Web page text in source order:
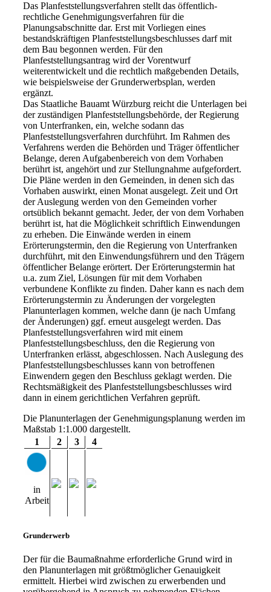
Das Planfeststellungsverfahren stellt das öffentlich-
rechtliche Genehmigungsverfahren für die
Planungsabschnitte dar. Erst mit Vorliegen eines
bestandskräftigen Planfeststellungsbeschlusses darf mit
dem Bau begonnen werden. Für den
Planfeststellungsantrag wird der Vorentwurf
weiterentwickelt und die rechtlich maßgebenden Details,
wie beispielsweise der Grunderwerbsplan, werden
ergänzt.
Das Staatliche Bauamt Würzburg reicht die Unterlagen bei
der zuständigen Planfeststellungsbehörde, der Regierung
von Unterfranken, ein, welche sodann das
Planfeststellungsverfahren durchführt. Im Rahmen des
Verfahrens werden die Behörden und Träger öffentlicher
Belange, deren Aufgabenbereich von dem Vorhaben
berührt ist, angehört und zur Stellungnahme aufgefordert.
Die Pläne werden in den Gemeinden, in denen sich das
Vorhaben auswirkt, einen Monat ausgelegt. Zeit und Ort
der Auslegung werden von den Gemeinden vorher
ortsüblich bekannt gemacht. Jeder, der von dem Vorhaben
berührt ist, hat die Möglichkeit schriftlich Einwendungen
zu erheben. Die Einwände werden in einem
Erörterungstermin, den die Regierung von Unterfranken
durchführt, mit den Einwendungsführern und den Trägern
öffentlicher Belange erörtert. Der Erörterungstermin hat
u.a. zum Ziel, Lösungen für mit dem Vorhaben
verbundene Konflikte zu finden. Daher kann es nach dem
Erörterungstermin zu Änderungen der vorgelegten
Planunterlagen kommen, welche dann (je nach Umfang
der Änderungen) ggf. erneut ausgelegt werden. Das
Planfeststellungsverfahren wird mit einem
Planfeststellungsbeschluss, den die Regierung von
Unterfranken erlässt, abgeschlossen. Nach Auslegung des
Planfeststellungsbeschlusses kann von betroffenen
Einwendern gegen den Beschluss geklagt werden. Die
Rechtsmäßigkeit des Planfeststellungsbeschlusses wird
dann in einem gerichtlichen Verfahren geprüft.
Die Planunterlagen der Genehmigungsplanung werden im
Maßstab 1:1.000 dargestellt.
1
2 3 4
in
Arbeit
Grunderwerb
Der für die Baumaßnahme erforderliche Grund wird in
den Planunterlagen mit größtmöglicher Genauigkeit
ermittelt. Hierbei wird zwischen zu erwerbenden und